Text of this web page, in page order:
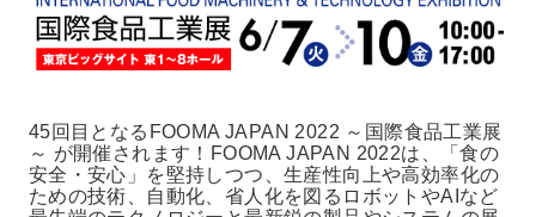
45回目となるFOOMA JAPAN 2022 ～国際食品工業展
～ が開催されます！FOOMA JAPAN 2022は、「食の
安全・安心」を堅持しつつ、生産性向上や高効率化の
ための技術、自動化、省人化を図るロボットやAIなど